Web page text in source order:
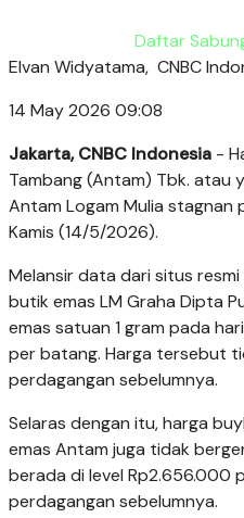
Daftar
Elvan Widyatama, CNBC
14 May 2026 09:08
Jakarta, CNBC Indonesia -
Tambang (Antam) Tbk. atau
Antam Logam Mulia stagnan
Kamis (14/5/2026).
Melansir data dari situs resmi
butik emas LM Graha Dipta
emas satuan 1 gram pada
per batang. Harga tersebut
perdagangan sebelumnya.
Selaras dengan itu, harga
emas Antam juga tidak
berada di level Rp2.656.000
perdagangan sebelumnya.